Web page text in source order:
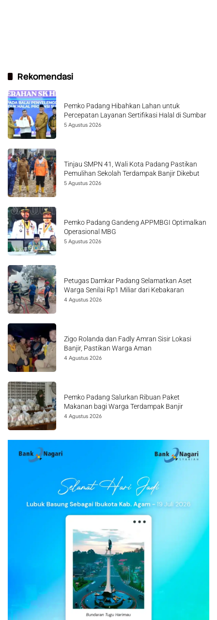
Rekomendasi
Pemko Padang Hibahkan Lahan untuk
Percepatan Layanan Sertifikasi Halal di Sumbar
5 Agustus 2026
Tinjau SMPN 41, Wali Kota Padang Pastikan
Pemulihan Sekolah Terdampak Banjir Dikebut
5 Agustus 2026
Pemko Padang Gandeng APPMBGI Optimalkan
Operasional MBG
5 Agustus 2026
Petugas Damkar Padang Selamatkan Aset
Warga Senilai Rp1 Miliar dari Kebakaran
4 Agustus 2026
Zigo Rolanda dan Fadly Amran Sisir Lokasi
Banjir, Pastikan Warga Aman
4 Agustus 2026
Pemko Padang Salurkan Ribuan Paket
Makanan bagi Warga Terdampak Banjir
4 Agustus 2026